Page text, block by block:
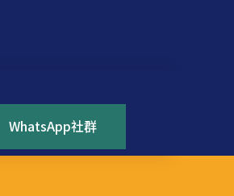
WhatsApp社群